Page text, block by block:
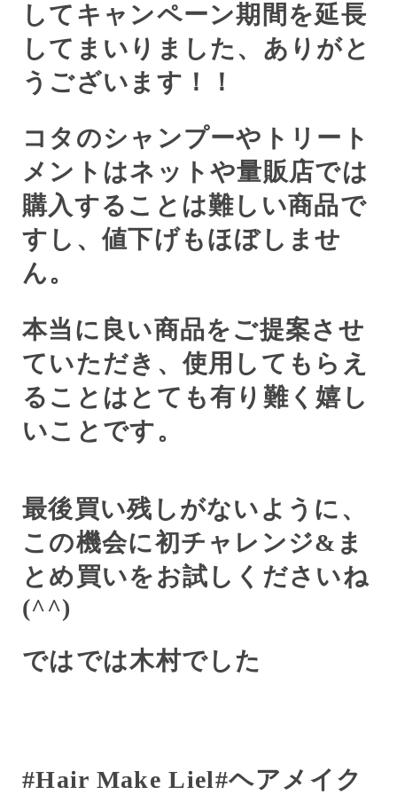
してキャンペーン期間を延長
してまいりました、ありがと
うございます！！
コタのシャンプーやトリート
メントはネットや量販店では
購入することは難しい商品で
すし、値下げもほぼしませ
ん。
本当に良い商品をご提案させ
ていただき、使用してもらえ
ることはとても有り難く嬉し
いことです。
最後買い残しがないように、
この機会に初チャレンジ& ま
とめ買いをお試しくださいね
(^^)
ではでは木村でした
#Hair Make Liel#ヘアメイク